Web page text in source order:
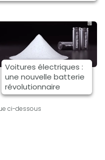
Voitures électriques :
une nouvelle batterie
révolutionnaire
ci-dessous